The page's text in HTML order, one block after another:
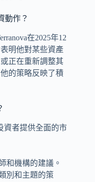
動作？
在2025年12
明他對某些資產
正在重新調整其
的策略反映了積
資者提供全面的市
和機構的建議。
別和主題的策